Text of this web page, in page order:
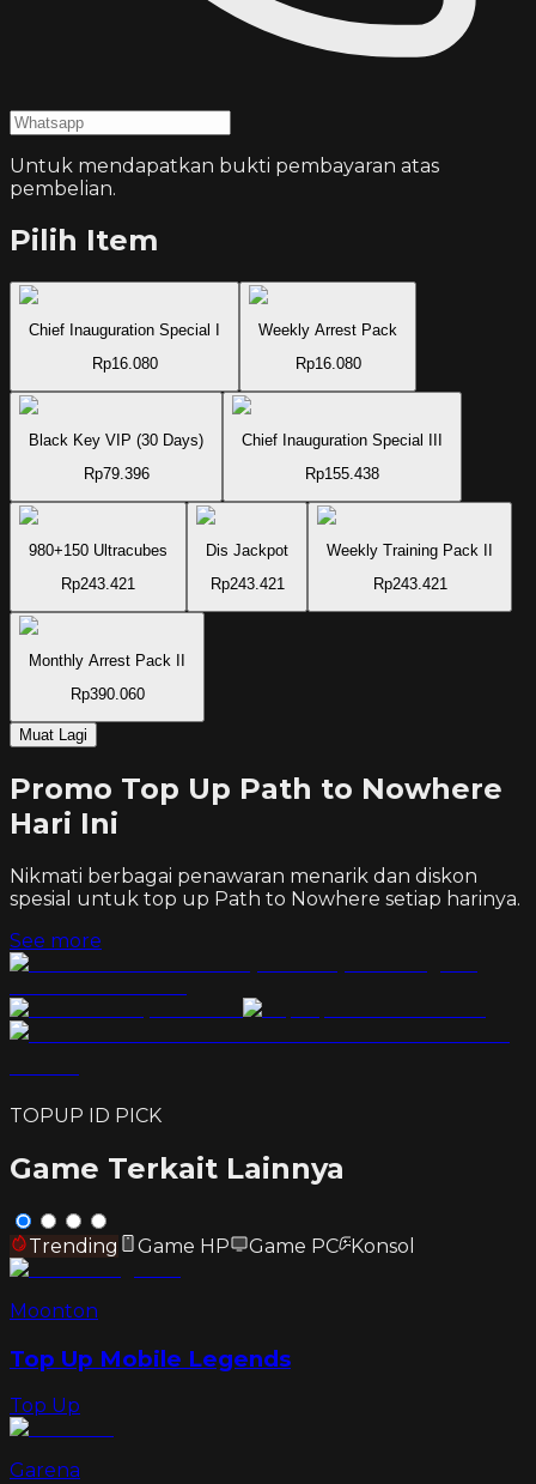
Untuk mendapatkan bukti pembayaran atas
pembelian.
Pilih Item
Chief Inauguration Special I
Rp16.080
Weekly Arrest Pack
Rp16.080
Black Key VIP (30 Days)
Rp79.396
Chief Inauguration Special III
Rp155.438
980+150 Ultracubes
Rp243.421
Dis Jackpot
Rp243.421
Weekly Training Pack II
Rp243.421
Monthly Arrest Pack II
Rp390.060
Muat Lagi
Promo Top Up Path to Nowhere
Hari Ini
Nikmati berbagai penawaran menarik dan diskon
spesial untuk top up Path to Nowhere setiap harinya.
See more
TOPUP ID PICK
Game Terkait Lainnya
Trending Game HP Game PC Konsol
Moonton
Top Up Mobile Legends
Top Up
Garena